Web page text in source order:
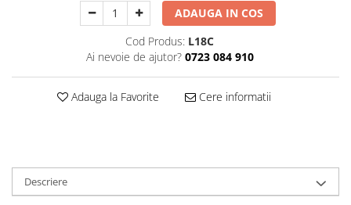
Decoratiuni Craciun
Sweet Wonderland
Crengute Decorative
Decoratiuni Luminoase
ADAUGA IN COS
Cod Produs: L18C
Ai nevoie de ajutor? 0723 084 910
Adauga la Favorite Cere informatii
Descriere